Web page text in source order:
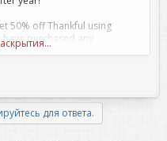
50% off Thankful using
have purchased any
для ответа.